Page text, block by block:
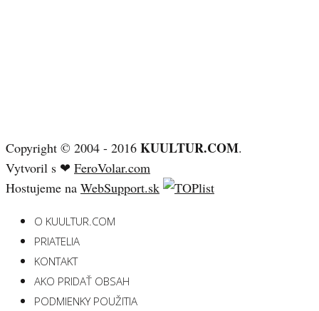
Copyright © 2004 - 2016 KUULTUR.COM.
Vytvoril s ❤ FeroVolar.com
Hostujeme na WebSupport.sk
O KUULTUR.COM
PRIATELIA
KONTAKT
AKO PRIDAŤ OBSAH
PODMIENKY POUŽITIA